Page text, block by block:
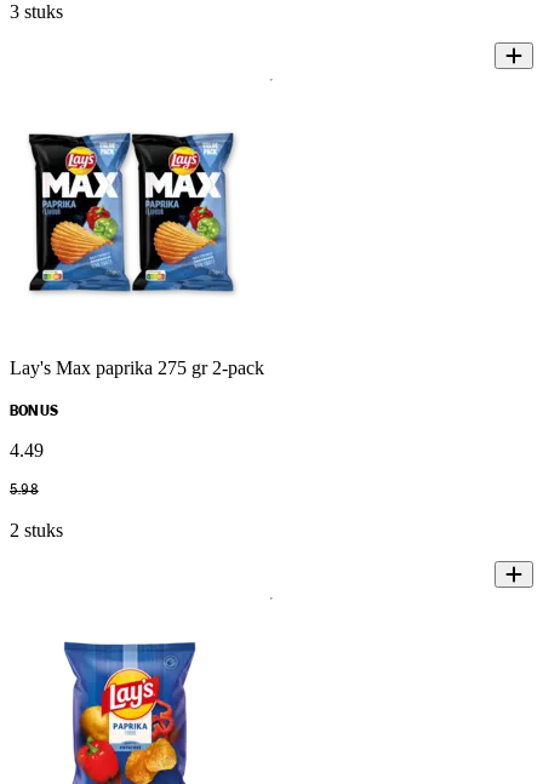
3 stuks
Lay's Max paprika 275 gr 2-pack
BONUS
4.49
5.98
2 stuks